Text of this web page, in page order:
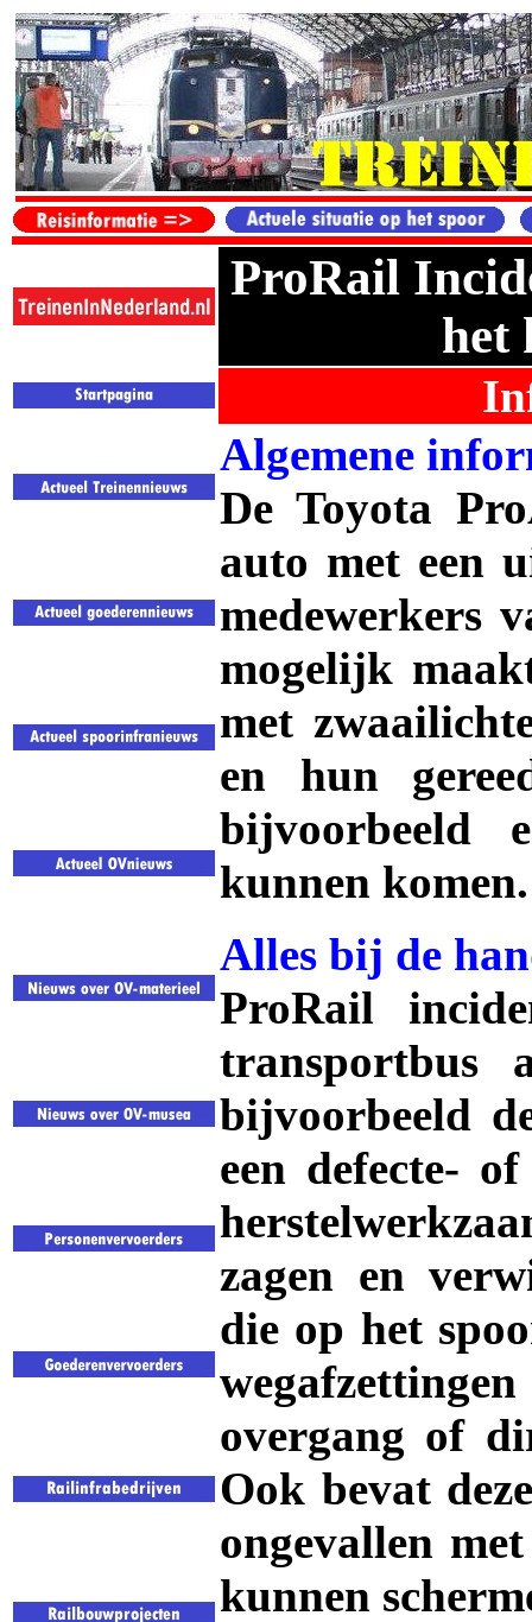
ProRail
het
Algemene
De Toyota
auto met een
medewerkers
mogelijk
met
en hun
bijvoorbeeld
kunnen komen.
Alles bij de
ProRail
bijvoorbeeld
een defecte-
zagen en
die op het
overgang of
Ook bevat
ongevallen
kunnen